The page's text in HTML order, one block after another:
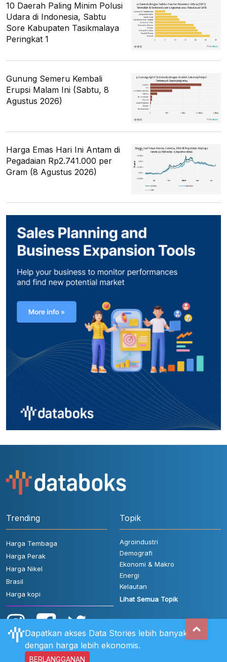
10 Daerah Paling Minim Polusi
Udara di Indonesia, Sabtu
Sore Kabupaten Tasikmalaya
Peringkat 1
Gunung Semeru Kembali
Erupsi Malam Ini (Sabtu, 8
Agustus 2026)
Harga Emas Hari Ini Antam di
Pegadaian Rp2.741.000 per
Gram (8 Agustus 2026)
Trending
Harga Tembaga
Harga Perak
Harga Nikel
Brasil
Harga kopi
Topik
Agroindustri
Demografi
Ekonomi & Makro
Energi
Kelautan
Lihat Semua Topik
Dapatkan akses Data Stories lebih banyak
dengan harga lebih ekonomis.
BERLANGGANAN